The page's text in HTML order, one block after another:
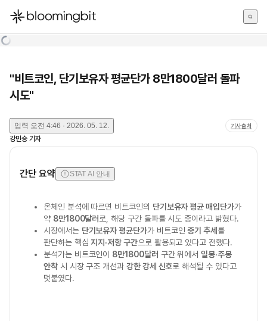
한국어
"비트코인, 단기보유자 평균단가 8만1800달러 돌파
시도"
입력 오전 4:46 · 2026. 05. 12. 기사출처
강민승 기자
간단 요약 STAT AI 안내
온체인 분석에 따르면 비트코인의 단기보유자 평균 매입단가가
약 8만1800달러 로, 해당 구간 돌파를 시도 중이라고 밝혔다.
시장에서는 단기보유자 평균단가가 비트코인중기 추세 를
판단하는 핵심지지·저항 구간으로 활용되고 있다고 전했다.
분석가는 비트코인이 8만1800달러 구간 위에서일봉·주봉
안착시 시장 구조 개선과 강한 강세 신호로 해석될 수 있다고
덧붙였다.